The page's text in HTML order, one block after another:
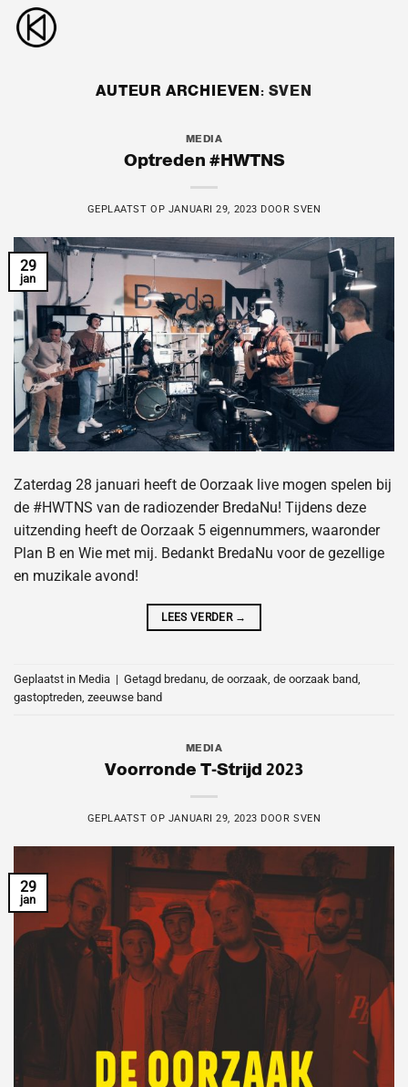
naar
AUTEUR ARCHIEVEN: SVEN
MEDIA
Optreden #HWTNS
GEPLAATST OP JANUARI 29, 2023 DOORSVEN
29
jan
Zaterdag 28 januari heeft de Oorzaak live mogen spelen bij
de #HWTNS van de radiozender BredaNu! Tijdens deze
uitzending heeft de Oorzaak 5 eigennummers, waaronder
Plan B en Wie met mij. Bedankt BredaNu voor de gezellige
en muzikale avond!
LEES VERDER →
Geplaatst in Media | Getagd bredanu, de oorzaak, de oorzaak band,
gastoptreden, zeeuwse band
MEDIA
Voorronde T-Strijd 2023
GEPLAATST OP JANUARI 29, 2023 DOORSVEN
29
jan